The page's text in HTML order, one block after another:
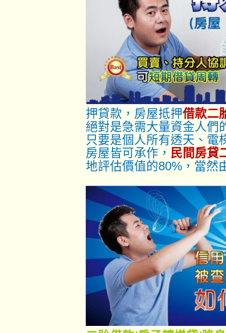
押貸款，房屋抵押借款二
絕對是急需大量資金人們
只要是個人所有透天、電
房屋皆可承作， 民間房貸
地評估價值的80%，當然